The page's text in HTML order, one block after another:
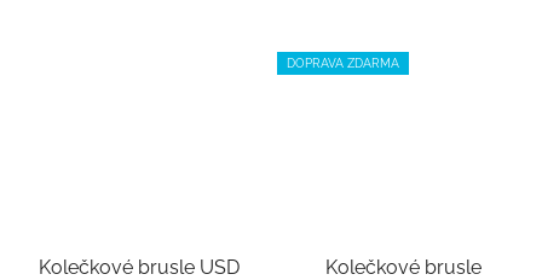
Kolečkové brusle USD
DOPRAVA ZDARMA
Kolečkové brusle